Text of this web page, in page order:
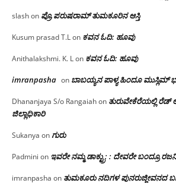
slashon ಪ್ರೊ.ಪರುಷರಾಮ್ ತುಮಕೂರಿನ ಆಸ್ತಿ
Kusum prasad T.Lon ಕವನ ಓದಿ: ಹೂವು
Anithalakshmi. K. Lon ಕವನ ಓದಿ: ಹೂವು
imranpasha on ಬಾಬಯ್ಯನ ಪಾಳ್ಯ ಹಿಂದೂ ಮುಸ್ಲಿಮ್
Dhananjaya S/o Rangaiahon ತುರುವೇಕೆರೆಯಲ್ಲಿ
ಜಿಲ್ಲಾಧಿಕಾರಿ
Sukanya on ಗುರು
Padmini on ಇವರೇ ನಮ್ಮ ಡಾಕ್ಟ್ರು; : ದೇವರೇ ಬಂದ್ರೂ
imranpasha on ತುಮಕೂರು ನದಿಗಳ ಪುನರುಜ್ಜೀವನದ